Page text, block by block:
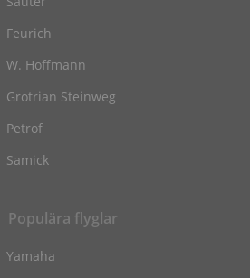
Feurich
W. Hoffmann
Grotrian Steinweg
Petrof
Samick
Populära flyglar
Yamaha